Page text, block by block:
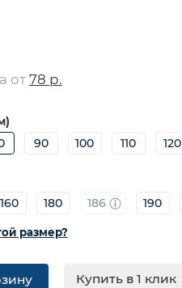
от 78 р.
90 100 110 120
160 180 186 190
размер?
Купить в 1 клик